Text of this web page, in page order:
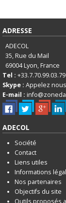
ADRESSE
ADECOL
35, Rue du Mail
69004Lyon, France
Tel : +33.7.70.99.03.79
Skype : Appelez
E-mail :
ADECOL
Société
Contact
Liens utiles
Informations
Nos partenaires
Objectifs du site
Outils proposés